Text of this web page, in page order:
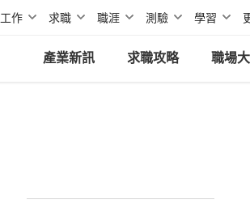
工作 求職 職涯 測驗 學習
產業新訊 求職攻略 職場